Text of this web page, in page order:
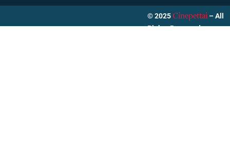
© 2025 Cinepettai – All
Rights Reserved